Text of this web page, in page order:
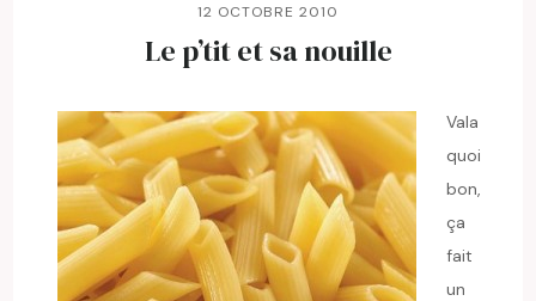
12 OCTOBRE 2010
Le p’tit et sa nouille
Vala
quoi
bon,
ça
fait
un